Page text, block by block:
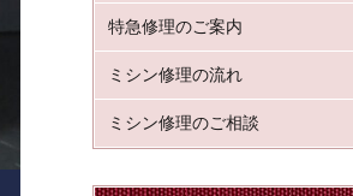
特急修理のご案内
ミシン修理の流れ
ミシン修理のご相談